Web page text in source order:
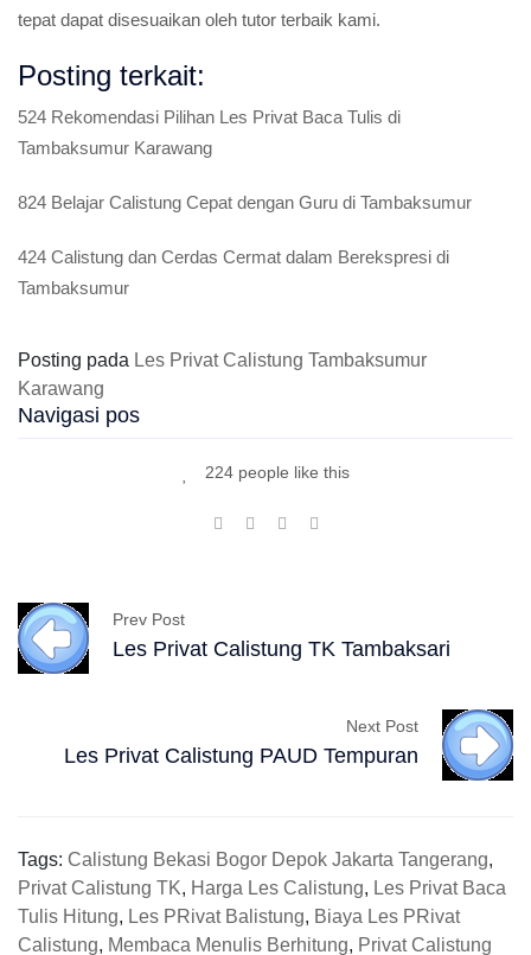
tepat dapat disesuaikan oleh tutor terbaik kami.
Posting terkait:
524 Rekomendasi Pilihan Les Privat Baca Tulis di
Tambaksumur Karawang
824 Belajar Calistung Cepat dengan Guru di Tambaksumur
424 Calistung dan Cerdas Cermat dalam Berekspresi di
Tambaksumur
Posting pada Les Privat Calistung Tambaksumur
Karawang
Navigasi pos
224 people like this
Prev Post
Les Privat Calistung TK Tambaksari
Next Post
Les Privat Calistung PAUD Tempuran
Tags: Calistung Bekasi Bogor Depok Jakarta Tangerang,
Privat Calistung TK, Harga Les Calistung, Les Privat Baca
Tulis Hitung, Les PRivat Balistung, Biaya Les PRivat
Calistung, Membaca Menulis Berhitung, Privat Calistung